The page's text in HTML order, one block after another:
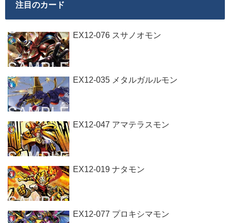
注目のカード
EX12-076 スサノオモン
EX12-035 メタルガルルモン
EX12-047 アマテラスモン
EX12-019 ナタモン
EX12-077 プロキシマモン